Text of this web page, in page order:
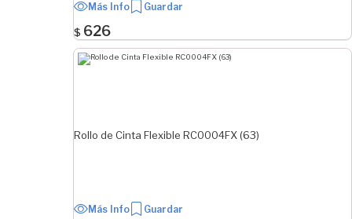
Más Info Guardar
$ 626
Rollo de Cinta Flexible RC0004FX (63)
Más Info Guardar